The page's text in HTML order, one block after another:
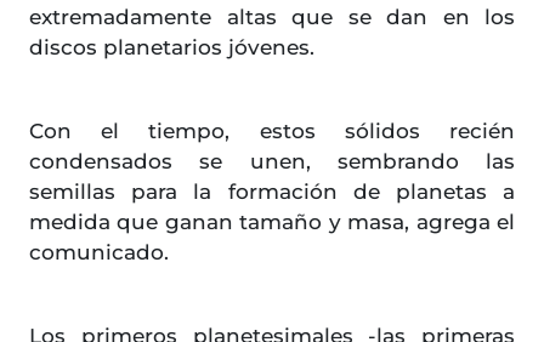
extremadamente altas que se dan en los
discos planetarios jóvenes.
Con el tiempo, estos sólidos recién
condensados se unen, sembrando las
semillas para la formación de planetas a
medida que ganan tamaño y masa, agrega el
comunicado.
Los primeros planetesimales -las primeras